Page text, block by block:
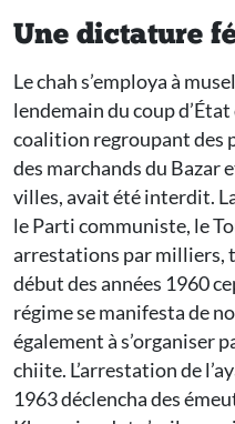
Une dictature
Le chah s’employa à
lendemain du coup
coalition regroupant des
des marchands du Bazar
villes, avait été interdit.
le Parti communiste, le
arrestations par milliers,
début des années 1960
régime se manifesta de
également à s’organiser
chiite. L’arrestation de
1963 déclencha des